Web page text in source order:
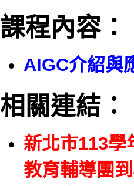
課程內容：
AIGC介紹與
相關連結：
新北市113學
教育輔導團